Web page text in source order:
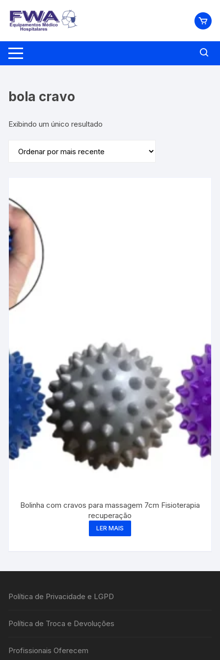
para
conteúdo
bola cravo
Exibindo um único resultado
Bolinha com cravos para massagem 7cm Fisioterapia
recuperação
LER MAIS
Política de Privacidade e LGPD
Política de Troca e Devoluções
Profissionais Oferecem